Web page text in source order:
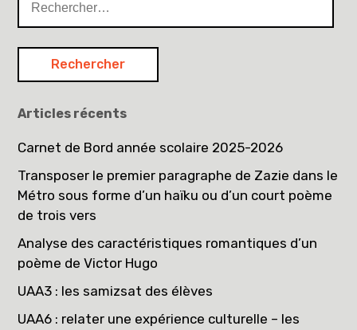
Articles récents
Carnet de Bord année scolaire 2025-2026
Transposer le premier paragraphe de Zazie dans le
Métro sous forme d’un haïku ou d’un court poème
de trois vers
Analyse des caractéristiques romantiques d’un
poème de Victor Hugo
UAA3 : les samizsat des élèves
UAA6 : relater une expérience culturelle – les